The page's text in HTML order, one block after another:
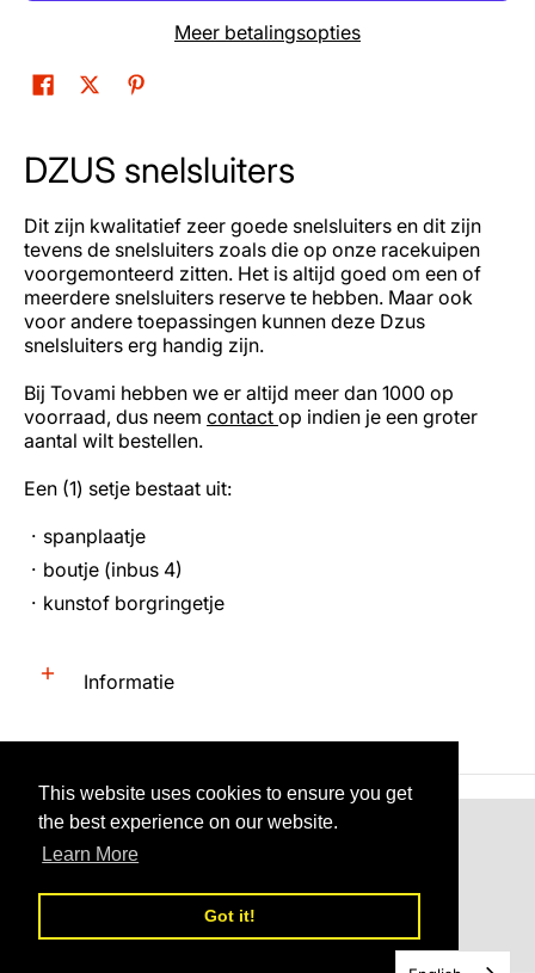
This website uses cookies to ensure you get
the best experience on our website.
Learn More
Got it!
Meer betalingsopties
DZUS snelsluiters
Dit zijn kwalitatief zeer goede snelsluiters en dit zijn
tevens de snelsluiters zoals die op onze racekuipen
voorgemonteerd zitten. Het is altijd goed om een of
meerdere snelsluiters reserve te hebben. Maar ook
voor andere toepassingen kunnen deze Dzus
snelsluiters erg handig zijn.
Bij Tovami hebben we er altijd meer dan 1000 op
voorraad, dus neem contact op indien je een groter
aantal wilt bestellen.
Een (1) setje bestaat uit:
spanplaatje
boutje (inbus 4)
kunstof borgringetje
Informatie
Nederland (€) EUR